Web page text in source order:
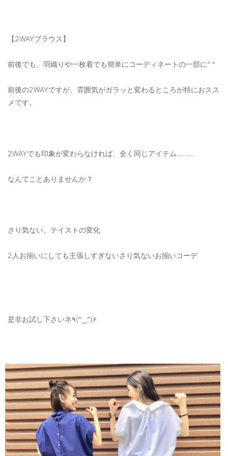
【2WAYブラウス】
前後でも、羽織りや一枚着でも簡単にコーディネートの一部に^ ^
前後の2WAYですが、雰囲気がガラッと変わるところが特におスス
メです。
2WAYでも印象が変わらなければ、全く同じアイテム………
なんてことありませんか？
さり気ない、テイストの変化
2人お揃いにしても主張しすぎないさり気ないお揃いコーデ
是非お試し下さいネ٩(^‿^)۶